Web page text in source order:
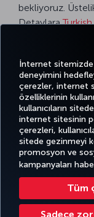
İnternet sitemizde
deneyimini
çerezler, internet
özelliklerinin
kullanıcıların
internet sitesinin
çerezleri,
sitede gezinmeyi
promosyon ve
kampanyaları
Tüm
Sadece
bekliyoruz.
Detaylara
Twitter
BİLET
AL VE
YÖNET
DENEYİM
Bilgi Toplumu Hizmetleri